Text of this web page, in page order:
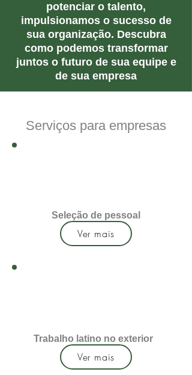
potenciar o talento,
impulsionamos o sucesso de
sua organização. Descubra
como podemos transformar
juntos o futuro de sua equipe e
de sua empresa
Serviços para empresas
Seleção de pessoal
Ver mais
Trabalho latino no exterior
Ver mais